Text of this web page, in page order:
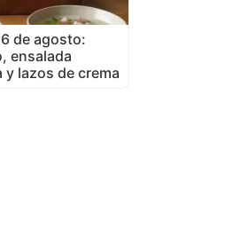
de agosto:
ensalada
y lazos de crema